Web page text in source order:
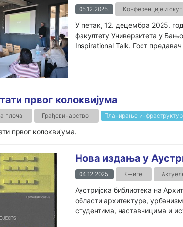
05.12.2025. Конференције и
У петак, 12. децембра 2025.
факултету Универзитета у
Inspirational Talk. Гост предавач
првог колоквијума
плоча Грађевинарство Планирање
првог колоквијума.
Нова издања у
04.12.2025. Књиге
Аустријска библиотека на
области архитектуре,
студентима, наставницима и